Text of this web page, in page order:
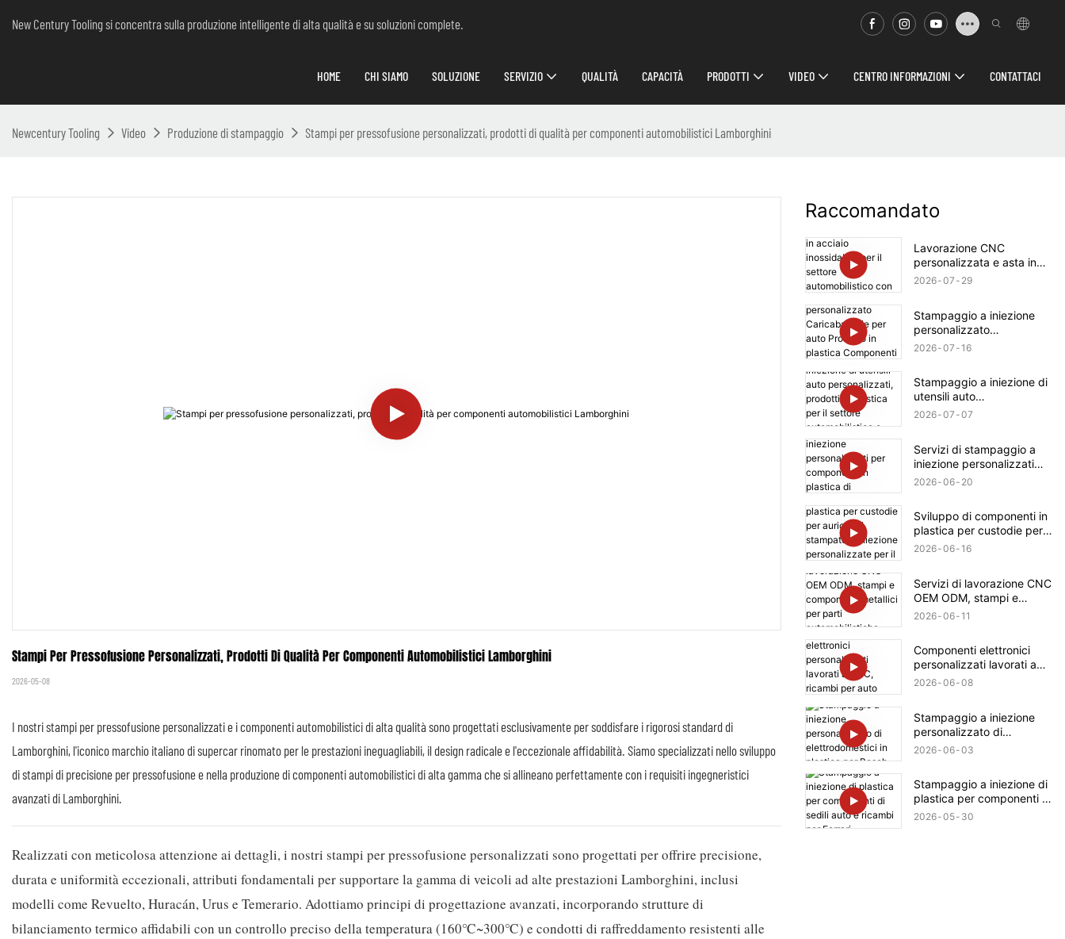
New Century Tooling si concentra sulla produzione intelligente di alta qualità e su soluzioni complete.
HOME CHI SIAMO SOLUZIONE SERVIZIO QUALITÀ CAPACITÀ PRODOTTI VIDEO CENTRO INFORMAZIONI CONTATTACI
Newcentury Tooling Video Produzione di stampaggio Stampi per pressofusione personalizzati, prodotti di qualità per componenti automobilistici Lamborghini
Stampi Per Pressofusione Personalizzati, Prodotti Di Qualità Per Componenti Automobilistici Lamborghini
2026-05-08
I nostri stampi per pressofusione personalizzati e i componenti automobilistici di alta qualità sono progettati esclusivamente per soddisfare i rigorosi standard di
Lamborghini, l'iconico marchio italiano di supercar rinomato per le prestazioni ineguagliabili, il design radicale e l'eccezionale affidabilità. Siamo specializzati nello sviluppo
di stampi di precisione per pressofusione e nella produzione di componenti automobilistici di alta gamma che si allineano perfettamente con i requisiti ingegneristici
avanzati di Lamborghini.
Realizzati con meticolosa attenzione ai dettagli, i nostri stampi per pressofusione personalizzati sono progettati per offrire precisione,
durata e uniformità eccezionali, attributi fondamentali per supportare la gamma di veicoli ad alte prestazioni Lamborghini, inclusi
modelli come Revuelto, Huracán, Urus e Temerario. Adottiamo principi di progettazione avanzati, incorporando strutture di
bilanciamento termico affidabili con un controllo preciso della temperatura (160℃~300℃) e condotti di raffreddamento resistenti alle
Raccomandato
Lavorazione CNC
personalizzata e asta in
acciaio inossidabile per il
Royce
2026 07 29
Stampaggio a iniezione
personalizzato
Caricabatterie per auto
Produzione per Tesla
2026 07 16
Stampaggio a iniezione di
utensili auto
personalizzati, prodotti in
2026 07 07
Servizi di stampaggio a
iniezione personalizzati
per componenti in plastica
2026 06 20
Sviluppo di componenti in
plastica per custodie per
auricolari stampate a
automobilistico Ford
2026 06 16
Servizi di lavorazione CNC
OEM ODM, stampi e
componenti metallici per
2026 06 11
Componenti elettronici
personalizzati lavorati a
CNC, ricambi per auto
2026 06 08
Stampaggio a iniezione
personalizzato di
elettrodomestici in plastica
2026 06 03
Stampaggio a iniezione di
plastica per componenti di
sedili auto e ricambi per
2026 05 30